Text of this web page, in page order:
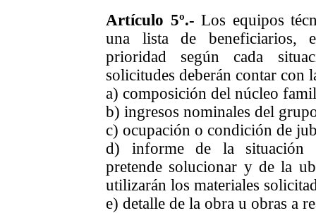
Artículo 5º.- Los equipos
una lista de beneficiarios,
prioridad según cada
solicitudes deberán contar con
a) composición del núcleo
b) ingresos nominales del
c) ocupación o condición de
d) informe de la situación
pretende solucionar y de la
utilizarán los materiales
e) detalle de la obra u obras a